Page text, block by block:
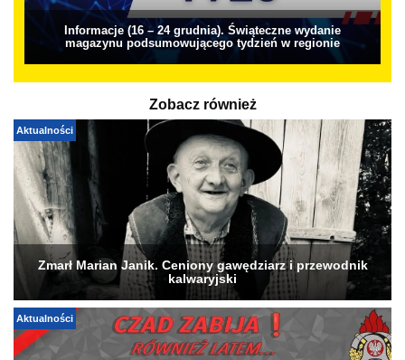
Informacje (16 – 24 grudnia). Świąteczne wydanie
magazynu podsumowującego tydzień w regionie
Zobacz również
Aktualności
Zmarł Marian Janik. Ceniony gawędziarz i przewodnik
kalwaryjski
Aktualności